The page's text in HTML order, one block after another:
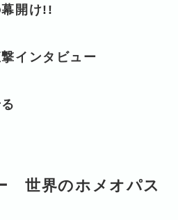
開け!!
インタビュー
世界のホメオパス